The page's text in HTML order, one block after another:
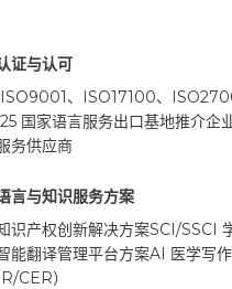
证与认可
、ISO17100、
国家语言服务出口基地推介企
务供应商
言与知识服务方案
识产权创新解决方案SCI/SSCI
能翻译管理平台方案AI 医学写
CER）